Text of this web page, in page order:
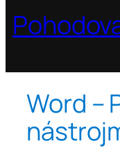
Word –